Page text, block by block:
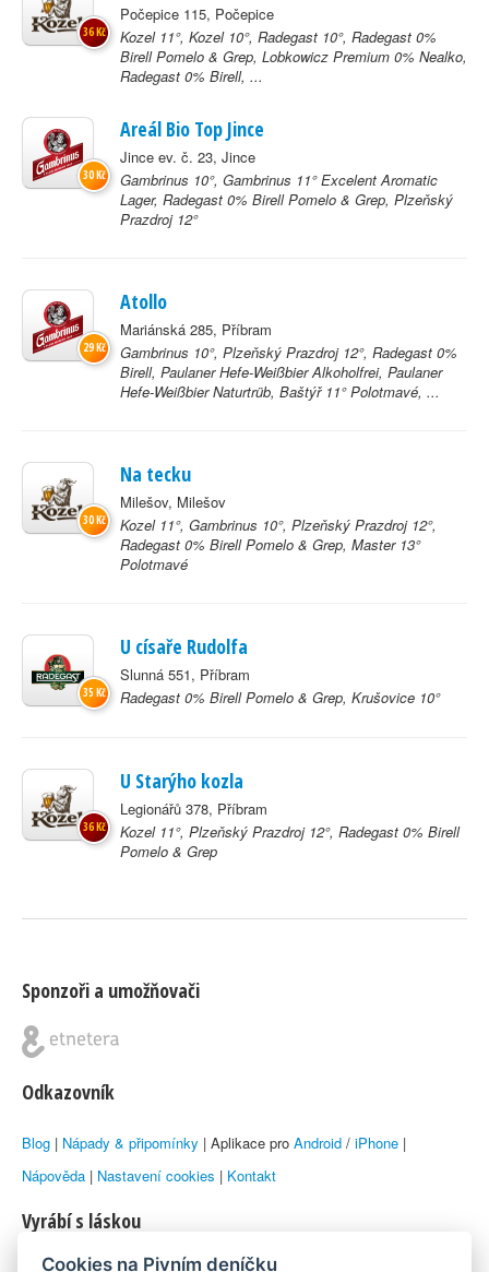
Počepice 115, Počepice
Kozel 11°, Kozel 10°, Radegast 10°, Radegast 0%
Birell Pomelo & Grep, Lobkowicz Premium 0% Nealko,
Radegast 0% Birell, ...
36 Kč
Areál Bio Top Jince
Jince ev. č. 23, Jince
Gambrinus 10°, Gambrinus 11° Excelent Aromatic
Lager, Radegast 0% Birell Pomelo & Grep, Plzeňský
Prazdroj 12°
30 Kč
Atollo
Mariánská 285, Příbram
Gambrinus 10°, Plzeňský Prazdroj 12°, Radegast 0%
Birell, Paulaner Hefe-Weißbier Alkoholfrei, Paulaner
Hefe-Weißbier Naturtrüb, Baštýř 11° Polotmavé, ...
29 Kč
Na tecku
Milešov, Milešov
Kozel 11°, Gambrinus 10°, Plzeňský Prazdroj 12°,
Radegast 0% Birell Pomelo & Grep, Master 13°
Polotmavé
30 Kč
U císaře Rudolfa
Slunná 551, Příbram
Radegast 0% Birell Pomelo & Grep, Krušovice 10°
35 Kč
U Starýho kozla
Legionářů 378, Příbram
Kozel 11°, Plzeňský Prazdroj 12°, Radegast 0% Birell
Pomelo & Grep
36 Kč
Sponzoři a umožňovači
Odkazovník
Blog | Nápady & připomínky | Aplikace pro Android / iPhone |
Nápověda | Nastavení cookies | Kontakt
Vyrábí s láskou
Cookies na Pivním deníčku